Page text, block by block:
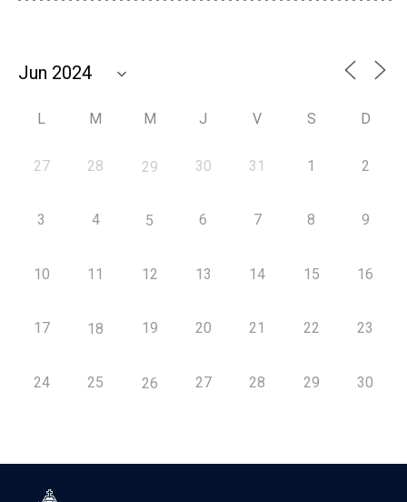
L M M J V S D
27 28 29 30 31 1 2
3 4 5 6 7 8 9
10 11 12 13 14 15 16
17 18 19 20 21 22 23
24 25 26 27 28 29 30